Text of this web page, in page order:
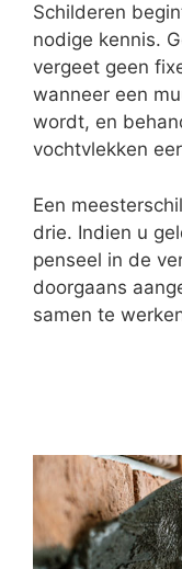
Schilderen
nodige kennis.
vergeet geen
wanneer een
wordt, en
vochtvlekken
Een
drie. Indien u
penseel in de
doorgaans
samen te